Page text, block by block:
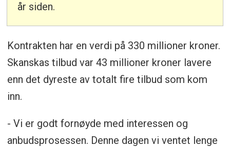
år siden.
Kontrakten har en verdi på 330 millioner kroner.
Skanskas tilbud var 43 millioner kroner lavere
enn det dyreste av totalt fire tilbud som kom
inn.
- Vi er godt fornøyde med interessen og
anbudsprosessen. Denne dagen vi ventet lenge